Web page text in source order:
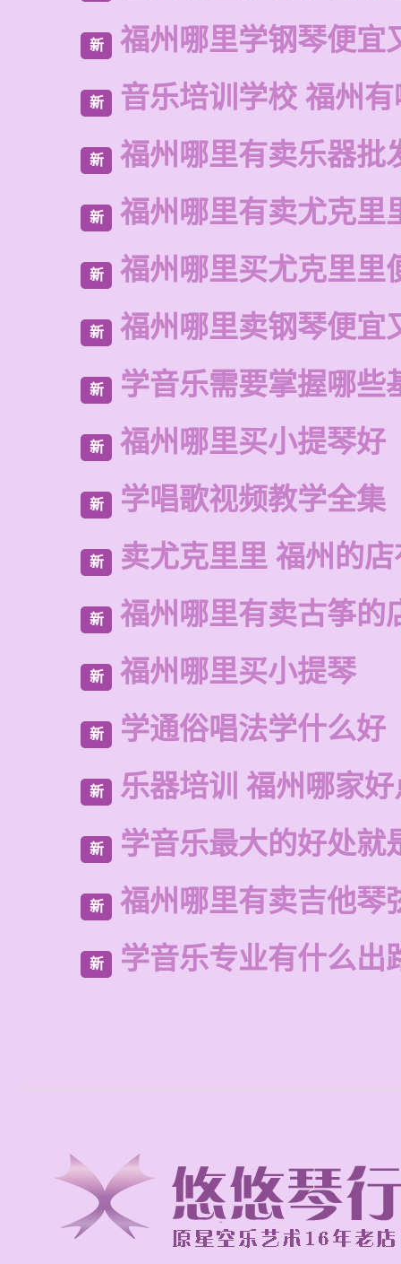
新 福州哪里学钢琴便宜
新 音乐培训学校 福州
新 福州哪里有卖乐器批
新 福州哪里有卖尤克里
新 福州哪里买尤克里里
新 福州哪里卖钢琴便宜
新 学音乐需要掌握哪些
新 福州哪里买小提琴好
新 学唱歌视频教学全集
新 卖尤克里里 福州的
新 福州哪里有卖古筝的
新 福州哪里买小提琴
新 学通俗唱法学什么好
新 乐器培训 福州哪家
新 学音乐最大的好处就
新 福州哪里有卖吉他琴
新 学音乐专业有什么出